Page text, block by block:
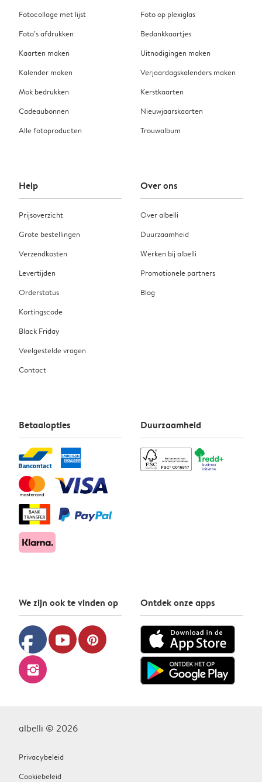
Fotocollage met lijst
Foto’s afdrukken
Kaarten maken
Kalender maken
Mok bedrukken
Cadeaubonnen
Alle fotoproducten
Foto op plexiglas
Bedankkaartjes
Uitnodigingen maken
Verjaardagskalenders maken
Kerstkaarten
Nieuwjaarskaarten
Trouwalbum
Help
Prijsoverzicht
Grote bestellingen
Verzendkosten
Levertijden
Orderstatus
Kortingscode
Black Friday
Veelgestelde vragen
Contact
Over ons
Over albelli
Duurzaamheid
Werken bij albelli
Promotionele partners
Blog
Betaalopties Duurzaamheid
We zijn ook te vinden op
facebook youtube pinterest
instagram
Ontdek onze apps
albelli © 2026
Privacybeleid
Cookiebeleid